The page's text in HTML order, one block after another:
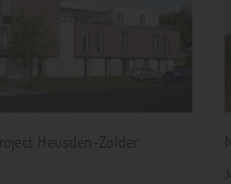
Heusden-Zolder